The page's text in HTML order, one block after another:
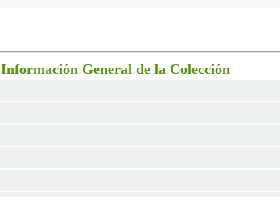
Información General de la Colección